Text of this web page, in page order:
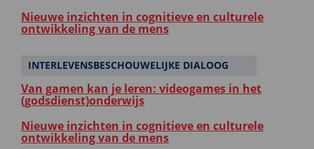
Nieuwe inzichten in cognitieve en culturele
ontwikkeling van de mens
INTERLEVENSBESCHOUWELIJKE DIALOOG
Van gamen kan je leren: videogames in het
(godsdienst)onderwijs
Nieuwe inzichten in cognitieve en culturele
ontwikkeling van de mens